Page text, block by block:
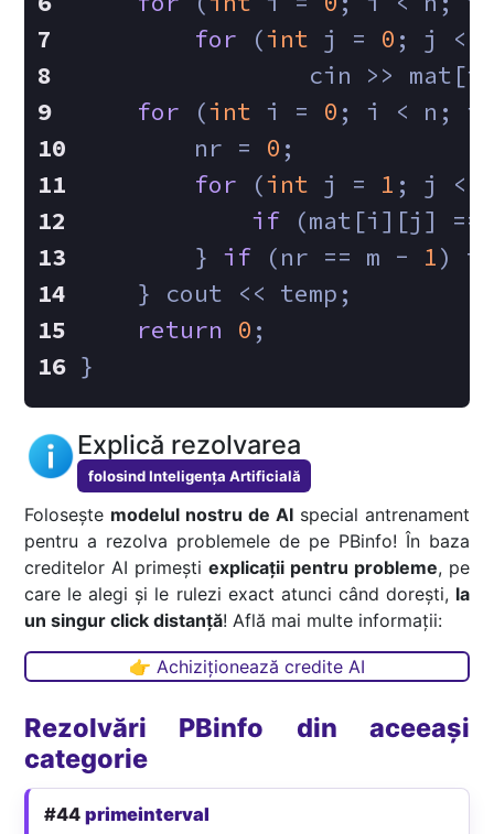
for (int j = 0 ; j <
cin >>
for (int i = 0 ; i < n;
        nr =
0 ;
for (int j = 1 ; j <
if (mat[i][j] ==
        }
if (nr == m - 1)
    } cout << temp;
return
0 ;
}
Explică rezolvarea
folosind Inteligența Artificială
Folosește modelul nostru de AIspecial antrenament
pentru a rezolva problemele de pe PBinfo! În baza
creditelor AI primești explicații pentru probleme, pe
care le alegi și le rulezi exact atunci când dorești, la
un singur click distanță! Află mai multe informații:
👉 Achiziționează credite AI
Rezolvări PBinfo din aceeași
categorie
#44primeinterval